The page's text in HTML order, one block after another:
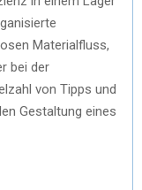
Materialfluss,
bei der
von Tipps und
Gestaltung eines